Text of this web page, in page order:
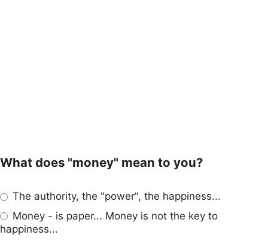
What does "money" mean to you?
The authority, the "power", the happiness...
Money - is paper... Money is not the key to
happiness...